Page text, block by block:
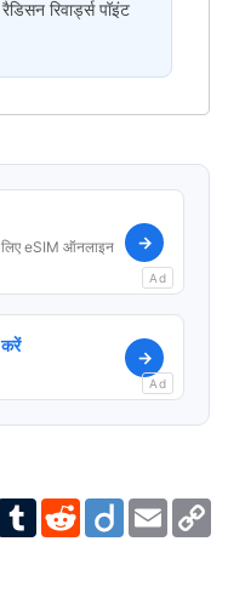
रिवार्ड्स पॉइंट
eSIM ऑनलाइन
→
Ad
→
Ad
TumblrRedditDiigo Email